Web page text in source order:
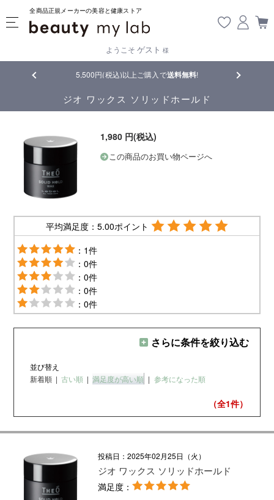
全商品正規メーカーの美容と健康ストア
ようこそ ゲスト 様
5,500円(税込)以上ご購入で送料無料! 【重要】
ジオ ワックス ソリッドホールド
1,980 円(税込)
この商品のお買い物ページへ
平均満足度：5.00ポイント
：1件
：0件
：0件
：0件
：0件
さらに条件を絞り込む
並び替え
新着順 | 古い順 | 満足度が高い順 | 参考になった順
（全1件）
投稿日：2025年02月25日（火）
ジオ ワックス ソリッドホールド
満足度：